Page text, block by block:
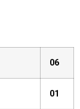
06
01